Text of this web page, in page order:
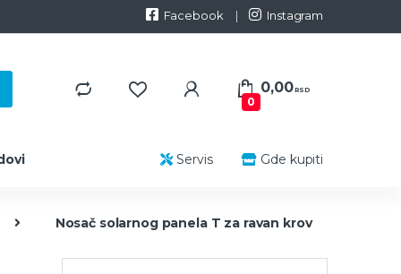
Facebook Instagram
0
0,00RSD
Gde kupiti
Servis
Nosač solarnog panela T za ravan krov